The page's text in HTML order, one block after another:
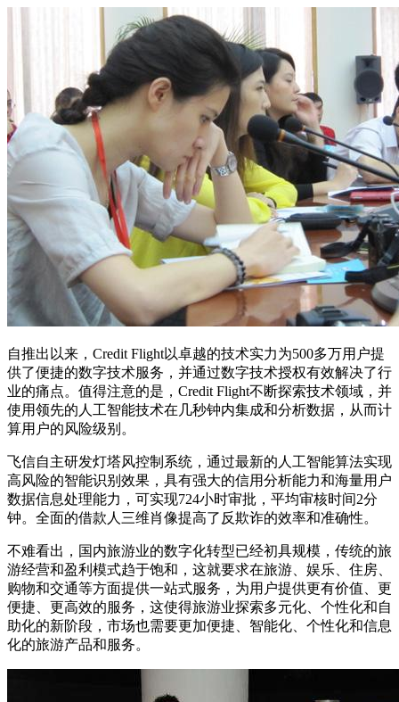
自推出以来，Credit Flight以卓越的技术实力为500多万用户提
供了便捷的数字技术服务，并通过数字技术授权有效解决了行
业的痛点。值得注意的是，Credit Flight不断探索技术领域，并
使用领先的人工智能技术在几秒钟内集成和分析数据，从而计
算用户的风险级别。
飞信自主研发灯塔风控制系统，通过最新的人工智能算法实现
高风险的智能识别效果，具有强大的信用分析能力和海量用户
数据信息处理能力，可实现724小时审批，平均审核时间2分
钟。全面的借款人三维肖像提高了反欺诈的效率和准确性。
不难看出，国内旅游业的数字化转型已经初具规模，传统的旅
游经营和盈利模式趋于饱和，这就要求在旅游、娱乐、住房、
购物和交通等方面提供一站式服务，为用户提供更有价值、更
便捷、更高效的服务，这使得旅游业探索多元化、个性化和自
助化的新阶段，市场也需要更加便捷、智能化、个性化和信息
化的旅游产品和服务。